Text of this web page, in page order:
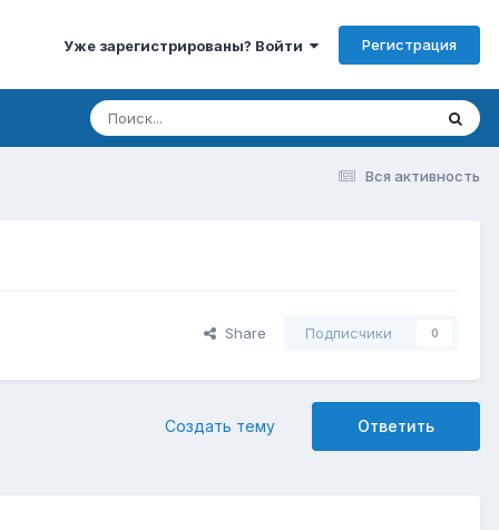
Уже зарегистрированы? Войти Регистрация
Вся активность
Share Подписчики 0
Ответить
Создать тему